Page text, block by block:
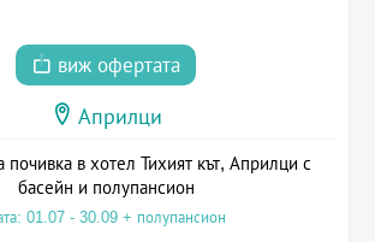
виж офертата
Априлци
почивка в хотел Тихият кът, Априлци с
басейн и полупансион
01.07 - 30.09 + полупансион